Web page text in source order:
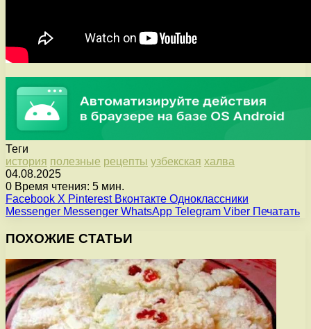
Теги
история полезные рецепты узбекская халва
04.08.2025
0 Время чтения: 5 мин.
Facebook X Pinterest Вконтакте Одноклассники
Messenger Messenger WhatsApp Telegram Viber Печатать
ПОХОЖИЕ СТАТЬИ